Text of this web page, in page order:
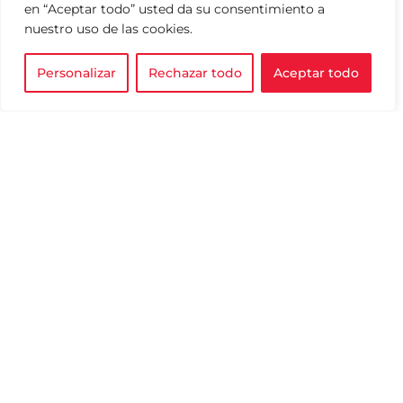
en “Aceptar todo” usted da su consentimiento a
nuestro uso de las cookies.
Personalizar Rechazar todo Aceptar todo